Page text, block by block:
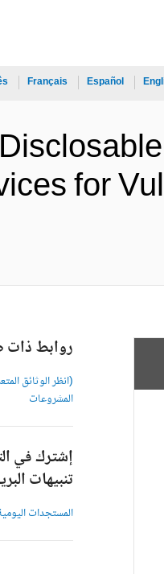
Español
Français
for
روابط ذات
(انظر الوثائق
المشروعات
إشترك في
تنبيهات
المستجدات